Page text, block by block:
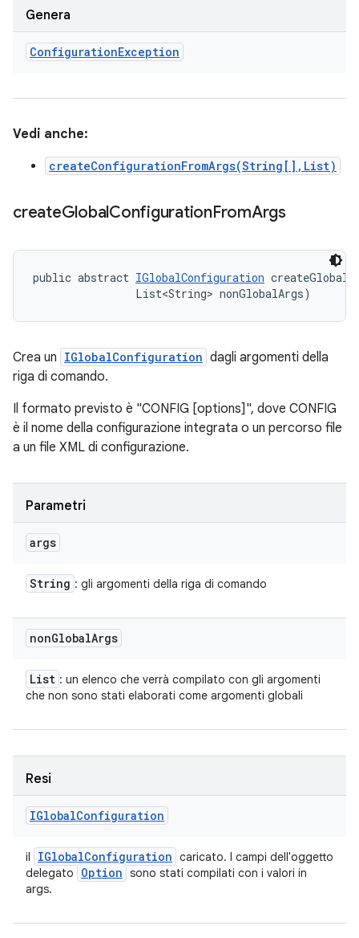
Genera
ConfigurationException
Vedi anche:
createConfigurationFromArgs(String[],List)
createGlobalConfigurationFromArgs
public abstract IGlobalConfiguration
                List<String> nonGlobalArgs)
Crea un IGlobalConfiguration dagli argomenti della
riga di comando.
Il formato previsto è "CONFIG [options]", dove CONFIG
è il nome della configurazione integrata o un percorso file
a un file XML di configurazione.
Parametri
args
String : gli argomenti della riga di comando
nonGlobalArgs
List : un elenco che verrà compilato con gli argomenti
che non sono stati elaborati come argomenti globali
Resi
IGlobalConfiguration
il IGlobalConfiguration caricato. I campi dell'oggetto
delegato
Option sono stati compilati con i valori in
args.